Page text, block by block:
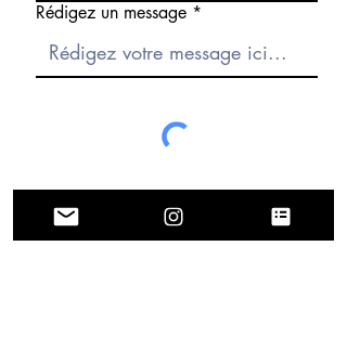
Rédigez un message
Envoyer